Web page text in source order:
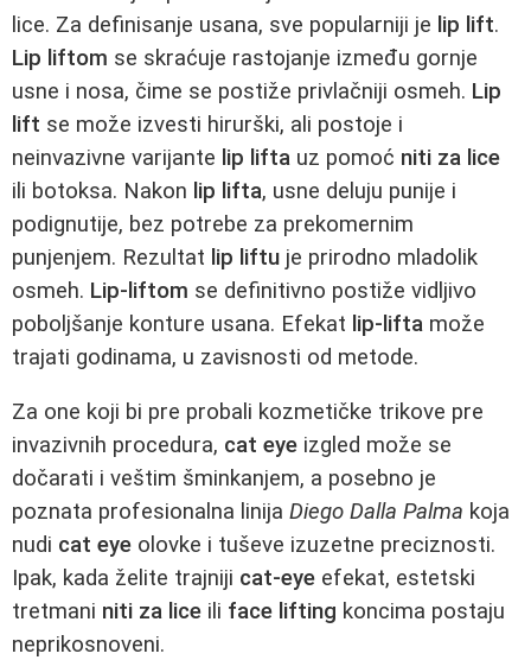
lice. Za definisanje usana, sve popularniji je lip lift.
Lip liftom se skraćuje rastojanje između gornje
usne i nosa, čime se postiže privlačniji osmeh. Lip
lift se može izvesti hirurški, ali postoje i
neinvazivne varijante lip lifta uz pomoć niti za lice
ili botoksa. Nakon lip lifta, usne deluju punije i
podignutije, bez potrebe za prekomernim
punjenjem. Rezultat lip liftu je prirodno mladolik
osmeh. Lip-liftom se definitivno postiže vidljivo
poboljšanje konture usana. Efekat lip-lifta može
trajati godinama, u zavisnosti od metode.
Za one koji bi pre probali kozmetičke trikove pre
invazivnih procedura, cat eye izgled može se
dočarati i veštim šminkanjem, a posebno je
poznata profesionalna linija Diego Dalla Palma koja
nudi cat eye olovke i tuševe izuzetne preciznosti.
Ipak, kada želite trajniji cat-eye efekat, estetski
tretmani niti za lice ili face lifting koncima postaju
neprikosnoveni.